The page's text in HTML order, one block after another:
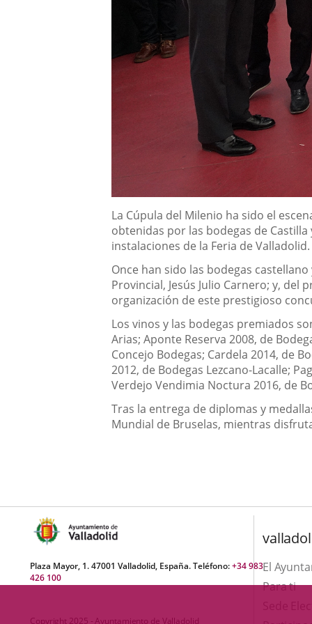
Descripción
La Cúpula del Milenio ha sido el
obtenidas por las bodegas de
instalaciones de la Feria de Valladolid.
Once han sido las bodegas
Provincial, Jesús Julio Carnero; y,
organización de este prestigioso
Los vinos y las bodegas premiados
Arias; Aponte Reserva 2008, de
Concejo Bodegas; Cardela 2014, de
2012, de Bodegas Lezcano-Lacalle;
Verdejo Vendimia Noctura 2016, de
Tras la entrega de diplomas y
Mundial de Bruselas, mientras
Plaza Mayor, 1. 47001 Valladolid, España. Teléfono:+34 983
426 100
Copyright 2025 - Ayuntamiento de Valladolid
El
Para ti